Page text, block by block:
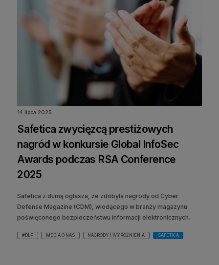
14 lipca 2025
Safetica zwycięzcą prestiżowych
nagród w konkursie Global InfoSec
Awards podczas RSA Conference
2025
Safetica z dumą ogłasza, że zdobyła nagrody od Cyber
Defense Magazine (CDM), wiodącego w branży magazynu
poświęconego bezpieczeństwu informacji elektronicznych.
#DLP MEDIA O NAS NAGRODY I WYRÓŻNIENIA SAFETICA